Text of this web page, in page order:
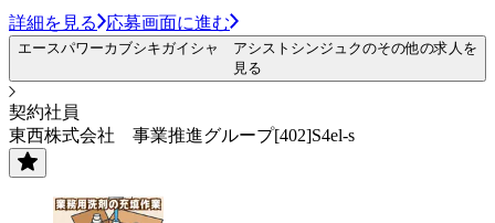
詳細を見る 応募画面に進む
エースパワーカブシキガイシャ アシストシンジュクのその他の求人を
見る
契約社員
東西株式会社 事業推進グループ[402]S4el-s